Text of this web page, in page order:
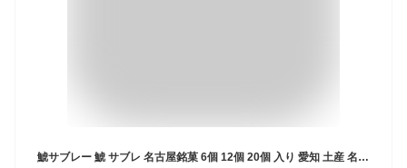
鯱サブレー 鯱 サブレ 名古屋銘菓 6個 12個 20個 入り 愛知 土産 名古屋 名古屋名物 お菓子 お土産 サブレ サブレー お菓子 焼き菓子 内祝い 名古屋名物 美味しい 絶品スイーツ 個包装 菓子 ギフト 常温 手土産 ご当地 スイーツ 焼菓子プチギフト 名古屋お菓子 プレゼント